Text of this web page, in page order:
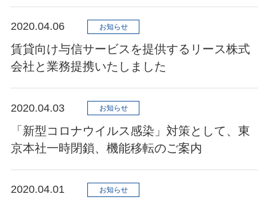
2020.04.06 お知らせ
賃貸向け与信サービスを提供するリース株式
会社と業務提携いたしました
2020.04.03 お知らせ
「新型コロナウイルス感染」対策として、東
京本社一時閉鎖、機能移転のご案内
2020.04.01 お知らせ